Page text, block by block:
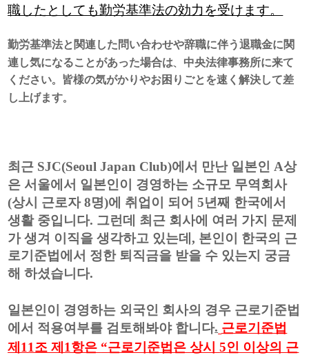
職したとしても勤労基準法の効力を受けます。
勤労基準法と関連した問い合わせや辞職に伴う退職金に関
連し気になることがあった場合は、中央法律事務所に来て
ください。皆様の気がかりやお困りごとを速く解決して差
し上げます。
최근 SJC(Seoul Japan Club)에서 만난 일본인 A상
은 서울에서 일본인이 경영하는 소규모 무역회사
(상시 근로자8명)에 취업이 되어5년째 한국에서
생활 중입니다. 그런데 최근 회사에 여러 가지 문제
가 생겨 이직을 생각하고 있는데 , 본인이 한국의 근
로기준법에서 정한 퇴직금을 받을 수 있는지 궁금
해 하셨습니다.
일본인이 경영하는 외국인 회사의 경우 근로기준법
에서 적용여부를 검토해봐야 합니다. 근로기준법
제 11조 제 1항은 “근로기준법은 상시5인 이상의 근